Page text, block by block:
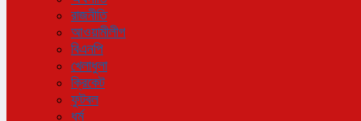
রাজনীতি
আওয়ামীলীগ
বিএনপি
খেলাধুলা
ক্রিকেট
ফুটবল
ধর্ম